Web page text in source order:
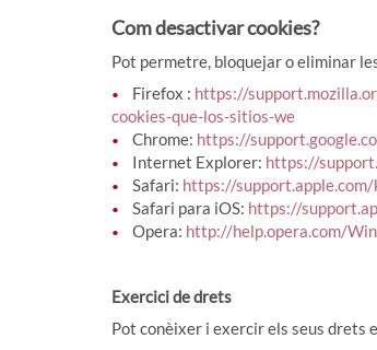
Com desactivar cookies?
Pot permetre, bloquejar o eliminar
Firefox : https://
cookies-que-los-sitios-we
Chrome: https://
Internet Explorer: https://
Safari: https://
Safari para iOS: https://
Opera: http://help.opera.com/
Exercici de drets
Pot conèixer i exercir els seus drets